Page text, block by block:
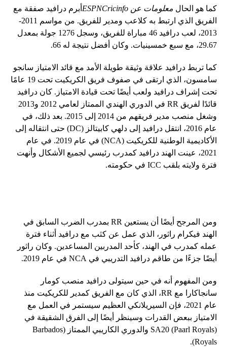
كما هو الحال معلومات عن ESPNCricinfo
أبرم درافيد صفقة مع
الفريق الذي ارتبط به كلاعب ومدير للفريق. من مواسم 2011-
2013، لعب درافيد 46 مباراة للفريق، وسجل 1276 جولة بمعدل
29.67، مع سبع خمسينيات. وكان أفضل نتيجة له ​​66.
كما تربط درافيد علاقة وثيقة طويلة الأمد مع قائد الامتياز سانجو
سامسون، الذي ارتقى في صفوف فريق الكريكيت تحت 19 عامًا
تحت إشراف درافيد ولعب أيضًا تحت قيادة الامتياز. كان درافيد
قائدًا لفريق RR في الدوري الهندي الممتاز لعامي 2012 و2013
وشغل منصب مدير فريقهم من 2014 إلى 2015. بعد ذلك، في
عام 2016، انتقل درافيد إلى دلهي كابيتالز (DC) حتى انتقاله إلى
الأكاديمية الوطنية للكريكيت (NCA) في عام 2019. في عام
2021، عينت الهند درافيد كمدرب رئيسي لجميع الأشكال وأنهت
فترة ولايته بلقب ICC في حكومته.
ومن المرجح أيضًا أن يستعين RR بمدرب الضرب السابق في
الهند فيكرام راثور، الذي عمل عن كثب مع درافيد أثناء فترة
عمله كمدرب في الهند، كأحد المدربين المساعدين. وكان راثور
أيضًا جزءًا من طاقم درافيد التدريبي في NCA في عام 2019.
ومن المفهوم أنه في حين سيتولى درافيد منصب كومار
سانجاكارا مع RR، الذي كان مع الفريق كمدير للكريكيت منذ
عام 2021، فإن السيريلانكي العظيم سيستمر في العمل مع
الامتياز ببعض القدرات وسينظر أيضًا إلى الفرق الشقيقة في
SA20 (Paarl Royals) والدوري الكاريبي الممتاز (Barbados
Royals).